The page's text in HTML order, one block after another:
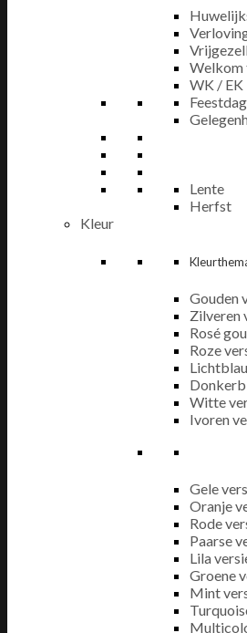
Welkom
WK / EK
Lente
Herfst
Kleur
Gouden
Zilveren
Rosé
Roze
Witte
Ivoren
Gele
Oranje
Rode
Paarse
Lila
Groene
Mint